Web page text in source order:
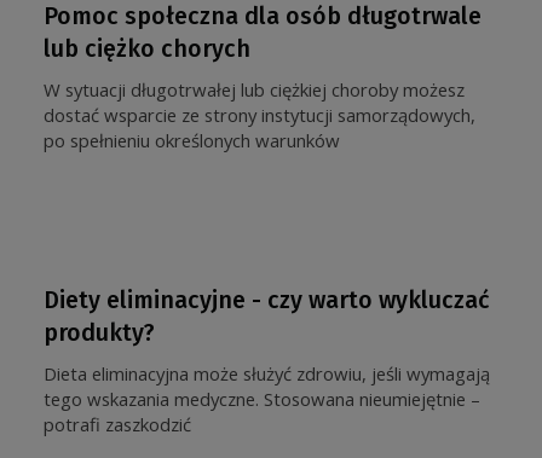
Pomoc społeczna dla osób długotrwale
lub ciężko chorych
W sytuacji długotrwałej lub ciężkiej choroby możesz
dostać wsparcie ze strony instytucji samorządowych,
po spełnieniu określonych warunków
Diety eliminacyjne - czy warto wykluczać
produkty?
Dieta eliminacyjna może służyć zdrowiu, jeśli wymagają
tego wskazania medyczne. Stosowana nieumiejętnie –
potrafi zaszkodzić